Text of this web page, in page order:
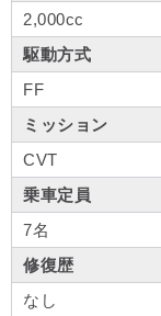
2,000cc
駆動方式
FF
ミッション
CVT
乗車定員
7名
修復歴
なし